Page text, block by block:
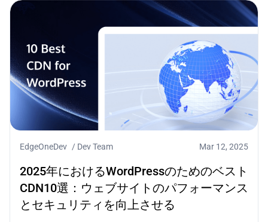
EdgeOneDev / Dev Team Mar 12, 2025
2025年におけるWordPressのためのベスト
CDN10選：ウェブサイトのパフォーマンス
とセキュリティを向上させる